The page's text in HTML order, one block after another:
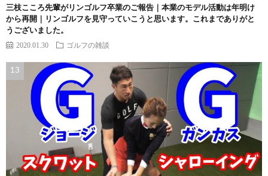
三枝こころ先輩がリンゴルフ卒業のご報告｜本業のモデル活動は年明け
から再開｜リンゴルフを見守っていこうと思います。これまでありがと
うございました。
2020.01.30 ゴルフの雑談